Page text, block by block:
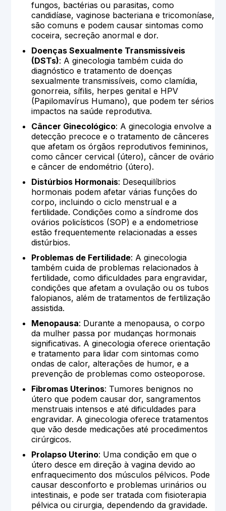
fungos, bactérias ou parasitas, como
candidíase, vaginose bacteriana e tricomoníase,
são comuns e podem causar sintomas como
coceira, secreção anormal e dor.
Doenças Sexualmente Transmissíveis
(DSTs): A ginecologia também cuida do
diagnóstico e tratamento de doenças
sexualmente transmissíveis, como clamídia,
gonorreia, sífilis, herpes genital e HPV
(Papilomavírus Humano), que podem ter sérios
impactos na saúde reprodutiva.
Câncer Ginecológico: A ginecologia envolve a
detecção precoce e o tratamento de cânceres
que afetam os órgãos reprodutivos femininos,
como câncer cervical (útero), câncer de ovário
e câncer de endométrio (útero).
Distúrbios Hormonais: Desequilíbrios
hormonais podem afetar várias funções do
corpo, incluindo o ciclo menstrual e a
fertilidade. Condições como a síndrome dos
ovários policísticos (SOP) e a endometriose
estão frequentemente relacionadas a esses
distúrbios.
Problemas de Fertilidade: A ginecologia
também cuida de problemas relacionados à
fertilidade, como dificuldades para engravidar,
condições que afetam a ovulação ou os tubos
falopianos, além de tratamentos de fertilização
assistida.
Menopausa: Durante a menopausa, o corpo
da mulher passa por mudanças hormonais
significativas. A ginecologia oferece orientação
e tratamento para lidar com sintomas como
ondas de calor, alterações de humor, e a
prevenção de problemas como osteoporose.
Fibromas Uterinos: Tumores benignos no
útero que podem causar dor, sangramentos
menstruais intensos e até dificuldades para
engravidar. A ginecologia oferece tratamentos
que vão desde medicações até procedimentos
cirúrgicos.
Prolapso Uterino: Uma condição em que o
útero desce em direção à vagina devido ao
enfraquecimento dos músculos pélvicos. Pode
causar desconforto e problemas urinários ou
intestinais, e pode ser tratada com fisioterapia
pélvica ou cirurgia, dependendo da gravidade.